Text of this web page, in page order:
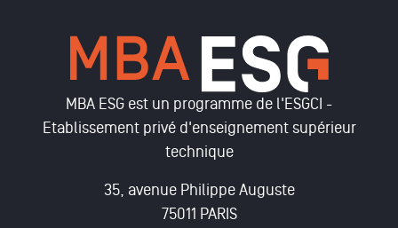
MBA ESG est un programme de l'ESGCI -
Etablissement privé d'enseignement supérieur
technique
35, avenue Philippe Auguste
75011 PARIS